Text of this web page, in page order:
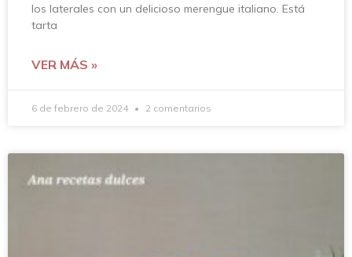
los laterales con un delicioso merengue italiano. Está
tarta
VER MÁS »
6 de febrero de 2024 2 comentarios